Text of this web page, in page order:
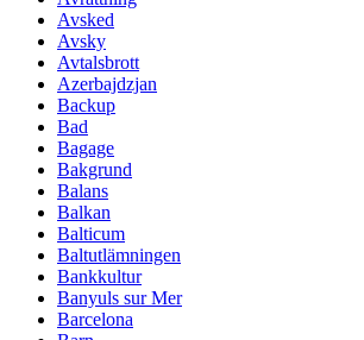
Avsked
Avsky
Avtalsbrott
Azerbajdzjan
Backup
Bad
Bagage
Bakgrund
Balans
Balkan
Balticum
Baltutlämningen
Bankkultur
Banyuls sur Mer
Barcelona